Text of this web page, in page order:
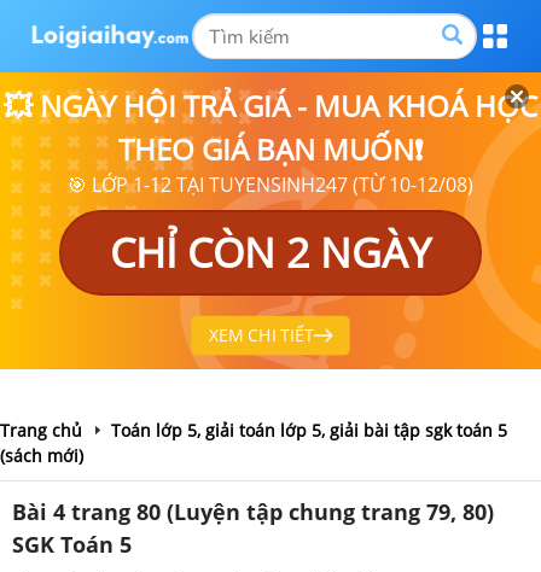
💥 NGÀY HỘI TRẢ GIÁ - MUA KHOÁ HỌC
THEO GIÁ BẠN MUỐN❗
🎯 LỚP 1-12 TẠI TUYENSINH247 (TỪ 10-12/08)
CHỈ CÒN 2 NGÀY
XEM CHI TIẾT
Trang chủ
Toán lớp 5, giải toán lớp 5, giải bài tập sgk toán 5
(sách mới)
Bài 4 trang 80 (Luyện tập chung trang 79, 80)
SGK Toán 5